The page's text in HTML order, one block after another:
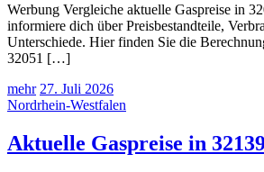
Werbung Vergleiche aktuelle Gaspreise in
informiere dich über Preisbestandteile,
Unterschiede. Hier finden Sie die
32051 […]
mehr 27. Juli 2026
Nordrhein-Westfalen
Aktuelle Gaspreise in